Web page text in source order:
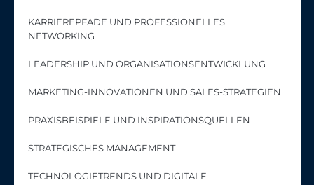
KARRIEREPFADE UND PROFESSIONELLES
NETWORKING
LEADERSHIP UND ORGANISATIONSENTWICKLUNG
MARKETING-INNOVATIONEN UND SALES-STRATEGIEN
PRAXISBEISPIELE UND INSPIRATIONSQUELLEN
STRATEGISCHES MANAGEMENT
TECHNOLOGIETRENDS UND DIGITALE